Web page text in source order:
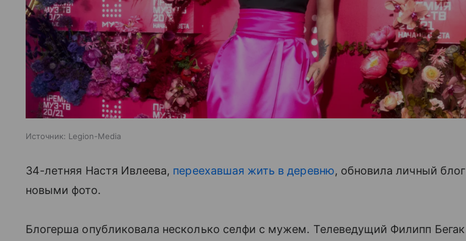
Источник: Legion-Media
34-летняя Настя Ивлеева, переехавшая жить в деревню, обновила личный блог
новыми фото.
Блогерша опубликовала несколько селфи с мужем. Телеведущий Филипп Бегак